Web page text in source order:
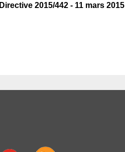
Directive 2015/442 - 11 mars 2015